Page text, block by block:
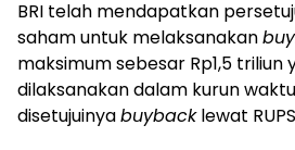
BRI telah mendapatkan
saham untuk melaksanakan
maksimum sebesar Rp1,5 triliun
dilaksanakan dalam kurun
disetujuinyabuybacklewat